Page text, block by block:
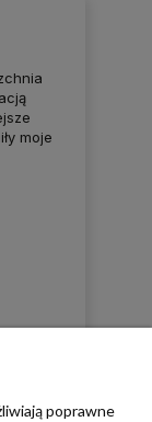
moje
poprawne